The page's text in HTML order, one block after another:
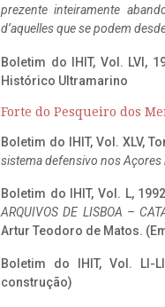
prezente inteiramente
d’aquelles que se podem
Boletim do IHIT, Vol. LVI,
Histórico Ultramarino
Forte do Pesqueiro dos
Boletim do IHIT, Vol. XLV,
sistema defensivo nos Açores
Boletim do IHIT, Vol. L,
ARQUIVOS DE LISBOA –
Artur Teodoro de Matos.
Boletim do IHIT, Vol. LI-
construção)